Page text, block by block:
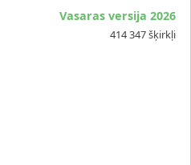
Vasaras versija 2026
414 347 šķirkļi